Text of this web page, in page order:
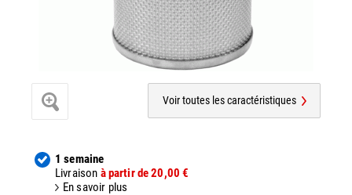
Voir toutes les caractéristiques
1 semaine
Livraison à partir de 20,00 €
En savoir plus